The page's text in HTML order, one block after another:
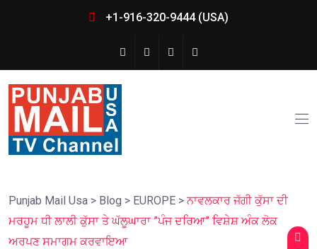
+1-916-320-9444 (USA)
Punjab Mail Usa > Blog > EUROPE >ਨਾਵਲਕਾਰ ਜੱਗੀ ਕੁੱਸਾ ਦੀ
ਮਰਹੂਮ ਧੀ ਲਾਲੀ ਕੁੱਸਾ ਤੇ ਘੱਲੂਘਾਰਾ ”ਪੰਜ ਦਰਿਆ” ਵਿਸ਼ੇਸ਼ ਅੰਕ ਲੋਕ
ਅਰਪਣ ਸਮਾਗਮ ਕਰਵਾਇਆ